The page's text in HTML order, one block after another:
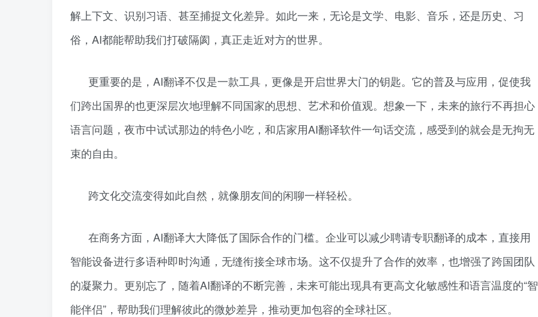
解上下文、识别习语、甚至捕捉文化差异。如此一来，无论是文学、电影、音乐，还是历史、习
俗，AI都能帮助我们打破隔阂，真正走近对方的世界。
更重要的是，AI翻译不仅是一款工具，更像是开启世界大门的钥匙。它的普及与应用，促使我
们跨出国界的也更深层次地理解不同国家的思想、艺术和价值观。想象一下，未来的旅行不再担心
语言问题，夜市中试试那边的特色小吃，和店家用AI翻译软件一句话交流，感受到的就会是无拘无
束的自由。
跨文化交流变得如此自然，就像朋友间的闲聊一样轻松。
在商务方面，AI翻译大大降低了国际合作的门槛。企业可以减少聘请专职翻译的成本，直接用
智能设备进行多语种即时沟通，无缝衔接全球市场。这不仅提升了合作的效率，也增强了跨国团队
的凝聚力。更别忘了，随着AI翻译的不断完善，未来可能出现具有更高文化敏感性和语言温度的“智
能伴侣”，帮助我们理解彼此的微妙差异，推动更加包容的全球社区。